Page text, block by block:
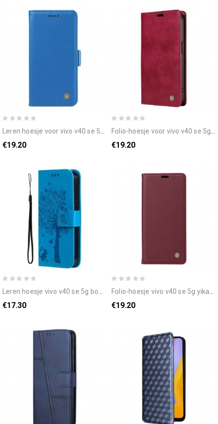
leren hoesje voor vivo v40 se 5g yikatu
€19.20
folio-hoesje voor vivo v40 se 5g vintage stijl yikatu
€19.20
leren hoesje vivo v40 se 5g boom en kat bescherming hoesje
€17.30
folio-hoesje vivo v40 se 5g yikatu
€19.20